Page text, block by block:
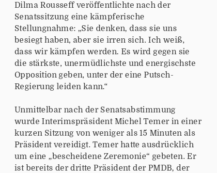
Dilma Rousseff veröffentlichte nach der
Senatssitzung eine kämpferische
Stellungnahme: „Sie denken, dass sie uns
besiegt haben, aber sie irren sich. Ich weiß,
dass wir kämpfen werden. Es wird gegen sie
die stärkste, unermüdlichste und energischste
Opposition geben, unter der eine Putsch-
Regierung leiden kann.“
Unmittelbar nach der Senatsabstimmung
wurde Interimspräsident Michel Temer in einer
kurzen Sitzung von weniger als 15 Minuten als
Präsident vereidigt. Temer hatte ausdrücklich
um eine „bescheidene Zeremonie“ gebeten. Er
ist bereits der dritte Präsident der PMDB, der